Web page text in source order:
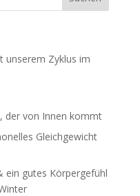
unserem Zyklus im
der von Innen kommt
Gleichgewicht
ein gutes Körpergefühl